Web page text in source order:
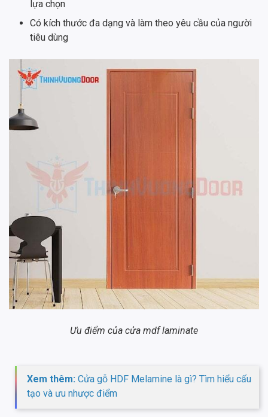
lựa chọn
Có kích thước đa dạng và làm theo yêu cầu của người
tiêu dùng
Ưu điểm của cửa mdf laminate
Xem thêm: Cửa gỗ HDF Melamine là gì? Tìm hiểu cấu
tạo và ưu nhược điểm